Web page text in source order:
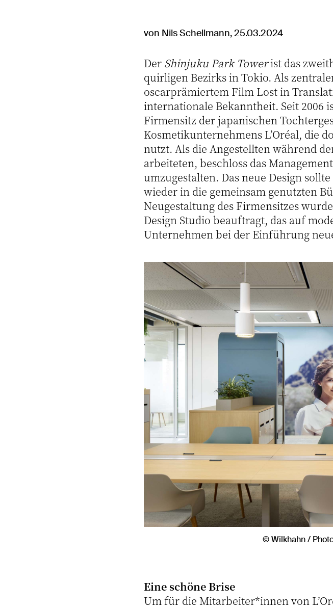
von Nils Schellmann, 25.03.2024
Der Shinjuku Park Towerist das
quirligen Bezirks in Tokio. Als
oscarprämiertem Film Lost in
internationale Bekanntheit. Seit 2006
Firmensitz der japanischen
Kosmetikunternehmens L’Oréal, die
nutzt. Als die Angestellten während
arbeiteten, beschloss das
umzugestalten. Das neue Design
wieder in die gemeinsam genutzten
Neugestaltung des Firmensitzes
Design Studio beauftragt, das auf
Unternehmen bei der Einführung
© Wilkhahn /
Eine schöne Brise
Um für die Mitarbeiter*innen von